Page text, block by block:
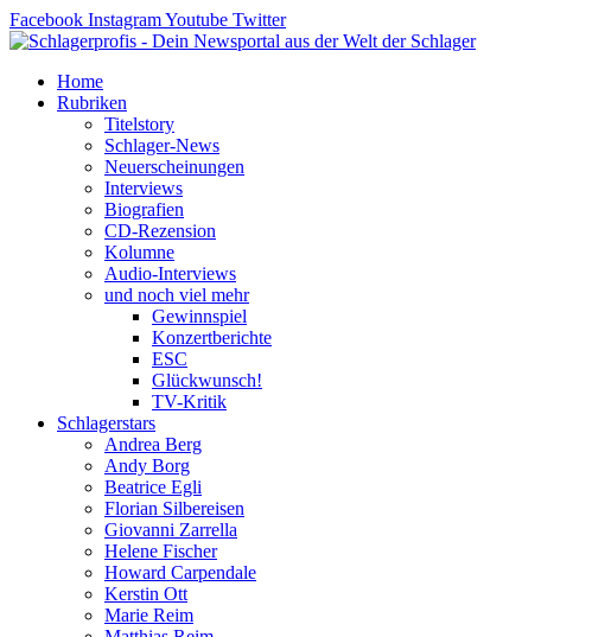
Zum
Inhalt
Facebook InstagramYoutube Twitter
Home
Rubriken
Titelstory
Schlager-News
Neuerscheinungen
Interviews
Biografien
CD-Rezension
Kolumne
Audio-Interviews
und noch viel mehr
Gewinnspiel
Konzertberichte
ESC
Glückwunsch!
TV-Kritik
Schlagerstars
Andrea Berg
Andy Borg
Beatrice Egli
Florian Silbereisen
Giovanni Zarrella
Helene Fischer
Howard Carpendale
Kerstin Ott
Marie Reim